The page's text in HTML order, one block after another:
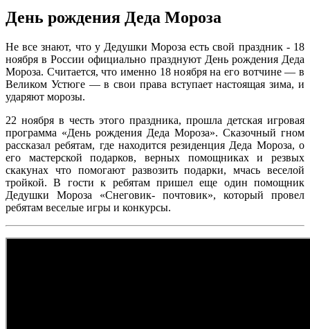
День рождения Деда Мороза
Не все знают, что у Дедушки Мороза есть свой праздник - 18
ноября в России официально празднуют День рождения Деда
Мороза. Считается, что именно 18 ноября на его вотчине — в
Великом Устюге — в свои права вступает настоящая зима, и
ударяют морозы.
22 ноября в честь этого праздника, прошла детская игровая
программа «День рождения Деда Мороза». Сказочный гном
рассказал ребятам, где находится резиденция Деда Мороза, о
его мастерской подарков, верных помощниках и резвых
скакунах что помогают развозить подарки, мчась веселой
тройкой. В гости к ребятам пришел еще один помощник
Дедушки Мороза «Снеговик- почтовик», который провел
ребятам веселые игры и конкурсы.